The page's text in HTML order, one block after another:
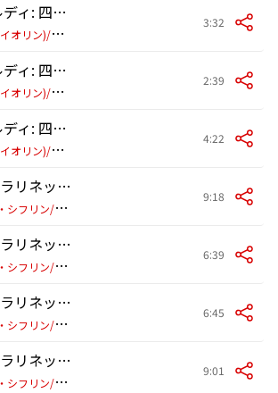
ヴィヴァルディ: 四季 - ヴァイオリン協奏曲 ホ長調 「春」 Op. 8, No. 1, RV 269 - I. Allegro
西
崎崇子(ヴァイオリン)/カペラ・イストロポリターナ/スティーヴン・ガンゼンハウザー(指揮)
3:32
ヴィヴァルディ: 四季 - ヴァイオリン協奏曲 ホ長調 「春」 Op. 8, No. 1, RV 269 - II. Largo e pianissimo sempre
西
崎崇子(ヴァイオリン)/カペラ・イストロポリターナ/スティーヴン・ガンゼンハウザー(指揮)
2:39
ヴィヴァルディ: 四季 - ヴァイオリン協奏曲 ホ長調 「春」 Op. 8, No. 1, RV 269 - III. Danza Pastorale (Allegro)
西
崎崇子(ヴァイオリン)/カペラ・イストロポリターナ/スティーヴン・ガンゼンハウザー(指揮)
4:22
Mozart: クラリネット五重奏曲 イ長調 K.581: 第1楽章: Allegro
デ
イヴィッド・シフリン/エマーソン弦楽四重奏団
9:18
Mozart: クラリネット五重奏曲 イ長調 K. 581: 第2楽章: Larghetto
デ
イヴィッド・シフリン/エマーソン弦楽四重奏団
6:39
Mozart: クラリネット五重奏曲 イ長調 K.581: 第3楽章: Menuetto
デ
イヴィッド・シフリン/エマーソン弦楽四重奏団
6:45
Mozart: クラリネット五重奏曲 イ長調 K.581: 第4楽章: Allegretto con variazioni
デ
イヴィッド・シフリン/エマーソン弦楽四重奏団
9:01